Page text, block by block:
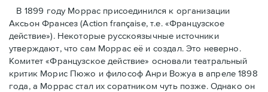
В 1899 году Моррас присоединился к организации
Аксьон Франсез (Action française, т.е. «Французское
действие»). Некоторые русскоязычные источники
утверждают, что сам Моррас её и создал. Это неверно.
Комитет «Французское действие» основали театральный
критик Морис Пюжо и философ Анри Вожуа в апреле 1898
года, а Моррас стал их соратником чуть позже. Однако он